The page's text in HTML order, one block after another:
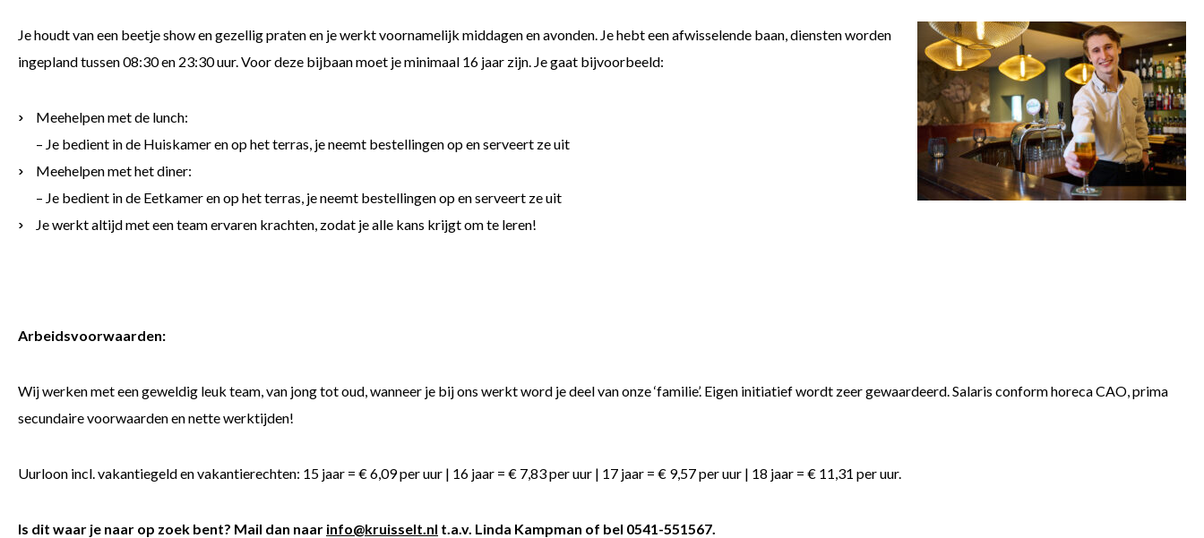
Je houdt van een beetje show en gezellig praten en je werkt voornamelijk middagen en avonden. Je hebt een afwisselende baan, diensten worden
ingepland tussen 08:30 en 23:30 uur. Voor deze bijbaan moet je minimaal 16 jaar zijn. Je gaat bijvoorbeeld:
Meehelpen met de lunch:
– Je bedient in de Huiskamer en op het terras, je neemt bestellingen op en serveert ze uit
Meehelpen met het diner:
– Je bedient in de Eetkamer en op het terras, je neemt bestellingen op en serveert ze uit
Je werkt altijd met een team ervaren krachten, zodat je alle kans krijgt om te leren!
Arbeidsvoorwaarden:
Wij werken met een geweldig leuk team, van jong tot oud, wanneer je bij ons werkt word je deel van onze ‘familie’. Eigen initiatief wordt zeer gewaardeerd. Salaris conform horeca CAO, prima
secundaire voorwaarden en nette werktijden!
Uurloon incl. vakantiegeld en vakantierechten: 15 jaar = € 6,09 per uur | 16 jaar = € 7,83 per uur | 17 jaar = € 9,57 per uur | 18 jaar = € 11,31 per uur.
Is dit waar je naar op zoek bent? Mail dan naar info@kruisselt.nl t.a.v. Linda Kampman of bel 0541-551567.